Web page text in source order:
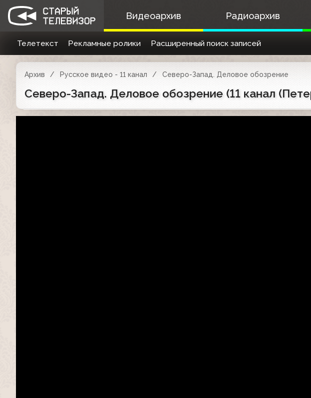
Видеоархив Радиоархив
Телетекст Рекламные ролики Расширенный поиск записей
Архив Русское видео - 11 канал Северо-Запад. Деловое обозрение
Северо-Запад. Деловое обозрение (11 канал